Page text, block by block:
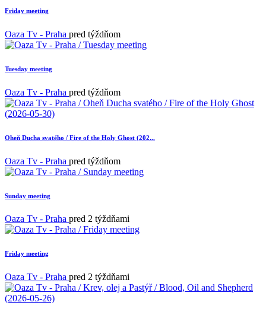
Friday meeting
Oaza Tv - Praha pred týždňom
Tuesday meeting
Oaza Tv - Praha pred týždňom
Oheň Ducha svatého / Fire of the Holy Ghost (202...
Oaza Tv - Praha pred týždňom
Sunday meeting
Oaza Tv - Praha pred 2 týždňami
Friday meeting
Oaza Tv - Praha pred 2 týždňami